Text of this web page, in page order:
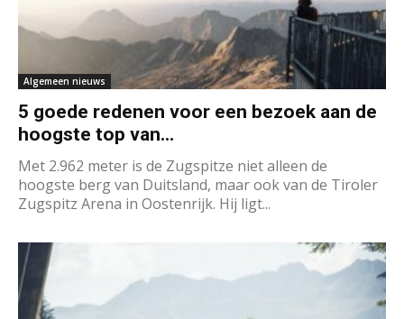
Algemeen nieuws
5 goede redenen voor een bezoek aan de
hoogste top van...
Met 2.962 meter is de Zugspitze niet alleen de
hoogste berg van Duitsland, maar ook van de Tiroler
Zugspitz Arena in Oostenrijk. Hij ligt...